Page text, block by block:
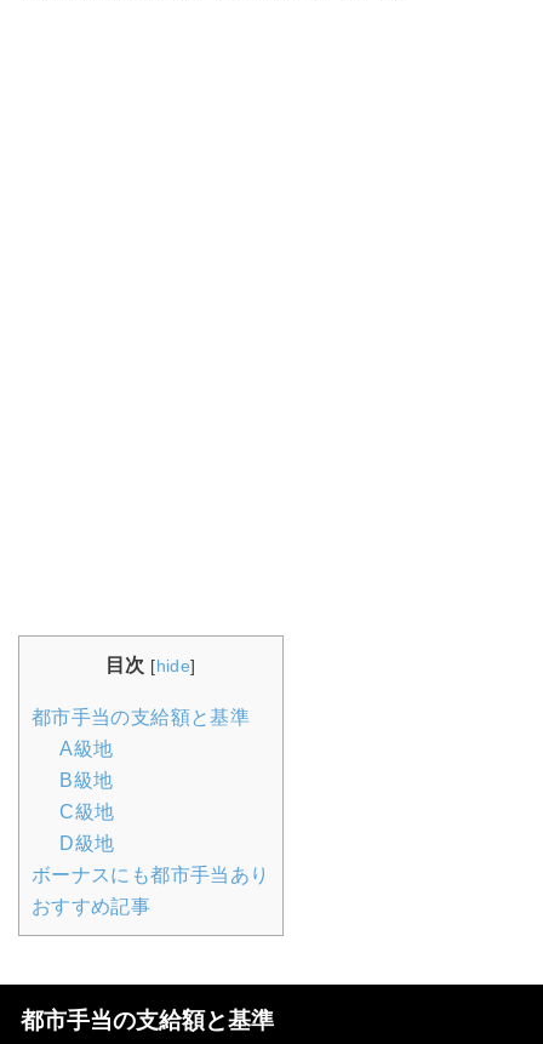
目次 [hide]
都市手当の支給額と基準
A級地
B級地
C級地
D級地
ボーナスにも都市手当あり
おすすめ記事
都市手当の支給額と基準